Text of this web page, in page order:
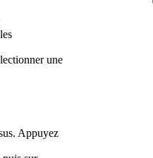
une
Appuyez